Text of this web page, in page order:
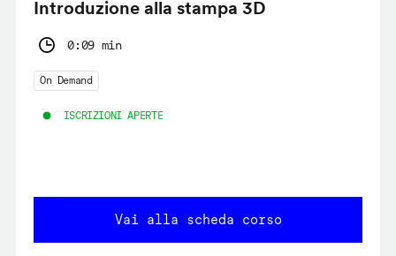
Introduzione alla stampa 3D
0:09 min
On Demand
ISCRIZIONI APERTE
Vai alla scheda corso